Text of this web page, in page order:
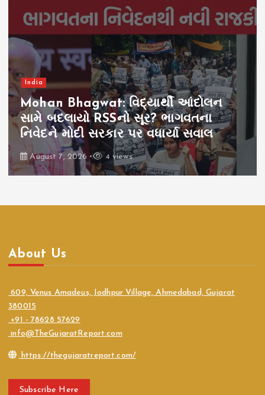
India
Mohan Bhagwat: વિદ્યાર્થી આંદોલન
સામે બદલાયો RSSનો સૂર? ભાગવતના
નિવેદને મોદી સરકાર પર વધાર્યા સવાલ
August 7, 2026 4 views
About Us
609, Venus Amadeus, Jodhpur Village, Ahmedabad, Gujarat
380015
+91 - 78628 57629
info@TheGujaratReport.com
https://thegujaratreport.com/
Subscribe Here